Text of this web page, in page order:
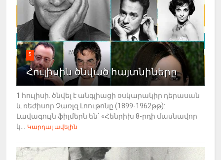
5
Հուլիսին ծնված հայտնիները
1 հուլիսի. ծնվել է անգլիացի օսկարակիր դերասան
և ռեժիսոր Չառլզ Լոութոնը (1899-1962թթ):
Լավագույն ֆիլմերն են` «Հենրիխ 8-րդի մասնավոր
կ...
Կարդալ ավելին